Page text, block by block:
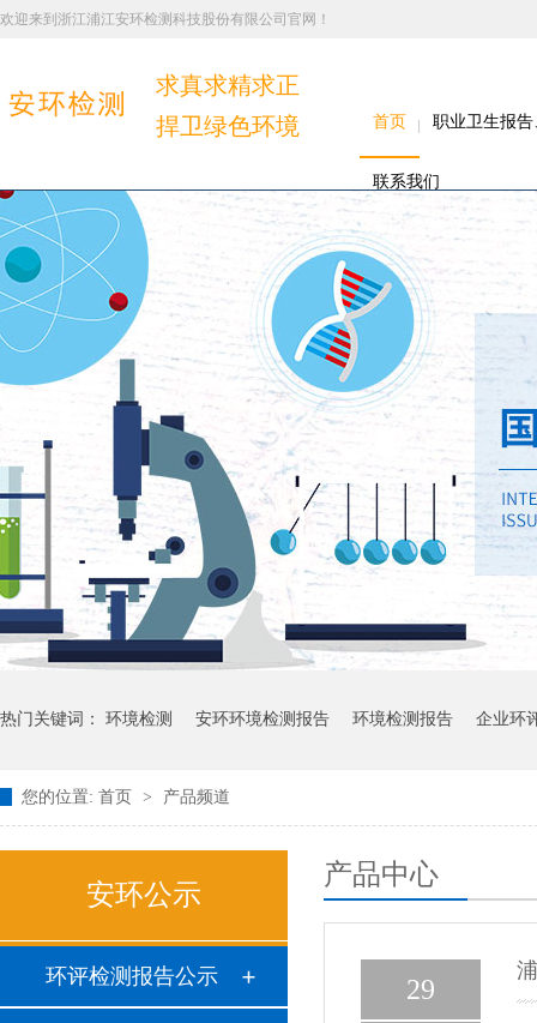
欢迎来到浙江浦江安环检测科技股份有限公司官网！
求真求精求正
捍卫绿色环境
首页 职业卫生报
联系我们
热门关键词： 环境检测 安环环境检测报告 环境检测报告 企业环
您的位置: 首页 > 产品频道
安环公示
环评检测报告公示
产品中心
29